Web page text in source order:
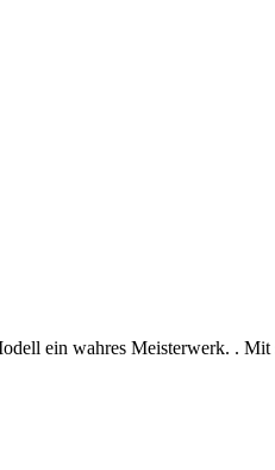
ein wahres Meisterwerk. .